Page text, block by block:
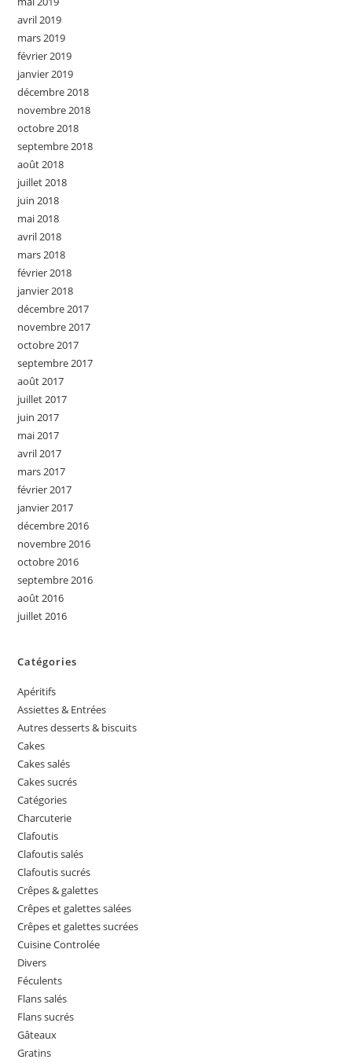
avril 2019
mars 2019
février 2019
janvier 2019
décembre 2018
novembre 2018
octobre 2018
septembre 2018
août 2018
juillet 2018
juin 2018
mai 2018
avril 2018
mars 2018
février 2018
janvier 2018
décembre 2017
novembre 2017
octobre 2017
septembre 2017
août 2017
juillet 2017
juin 2017
mai 2017
avril 2017
mars 2017
février 2017
janvier 2017
décembre 2016
novembre 2016
octobre 2016
septembre 2016
août 2016
juillet 2016
Catégories
Apéritifs
Assiettes & Entrées
Autres desserts & biscuits
Cakes
Cakes salés
Cakes sucrés
Catégories
Charcuterie
Clafoutis
Clafoutis salés
Clafoutis sucrés
Crêpes & galettes
Crêpes et galettes salées
Crêpes et galettes sucrées
Cuisine Controlée
Divers
Féculents
Flans salés
Flans sucrés
Gâteaux
Gratins